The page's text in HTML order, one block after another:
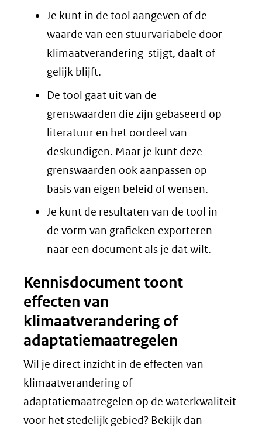
Je kunt in de tool aangeven of de
waarde van een stuurvariabele door
klimaatverandering stijgt, daalt of
gelijk blijft.
De tool gaat uit van de
grenswaarden die zijn gebaseerd op
literatuur en het oordeel van
deskundigen. Maar je kunt deze
grenswaarden ook aanpassen op
basis van eigen beleid of wensen.
Je kunt de resultaten van de tool in
de vorm van grafieken exporteren
naar een document als je dat wilt.
Kennisdocument toont
effecten van
klimaatverandering of
adaptatiemaatregelen
Wil je direct inzicht in de effecten van
klimaatverandering of
adaptatiemaatregelen op de waterkwaliteit
voor het stedelijk gebied? Bekijk dan